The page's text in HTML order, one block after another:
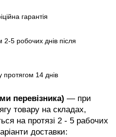
гарантія
2-5 робочих днів після
14 днів
перевізника) — при
товару на складах,
на протязі 2 - 5 рабочих
доставки: